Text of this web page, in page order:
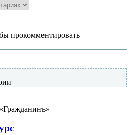
прокомментировать